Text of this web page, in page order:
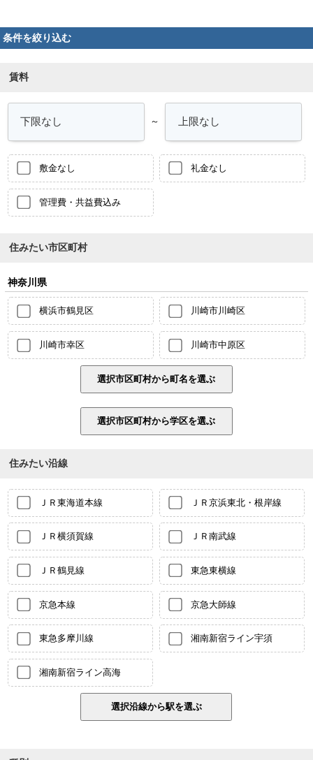
条件を絞り込む
賃料
～
敷金なし 礼金なし
管理費・共益費込み
住みたい市区町村
神奈川県
横浜市鶴見区 川崎市川崎区
川崎市幸区 川崎市中原区
住みたい沿線
ＪＲ東海道本線 ＪＲ京浜東北・根岸線
ＪＲ横須賀線 ＪＲ南武線
ＪＲ鶴見線 東急東横線
京急本線 京急大師線
東急多摩川線 湘南新宿ライン宇須
湘南新宿ライン高海